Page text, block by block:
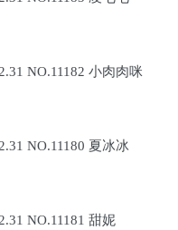
NO.11182 小肉肉咪
NO.11180 夏冰冰
NO.11181 甜妮